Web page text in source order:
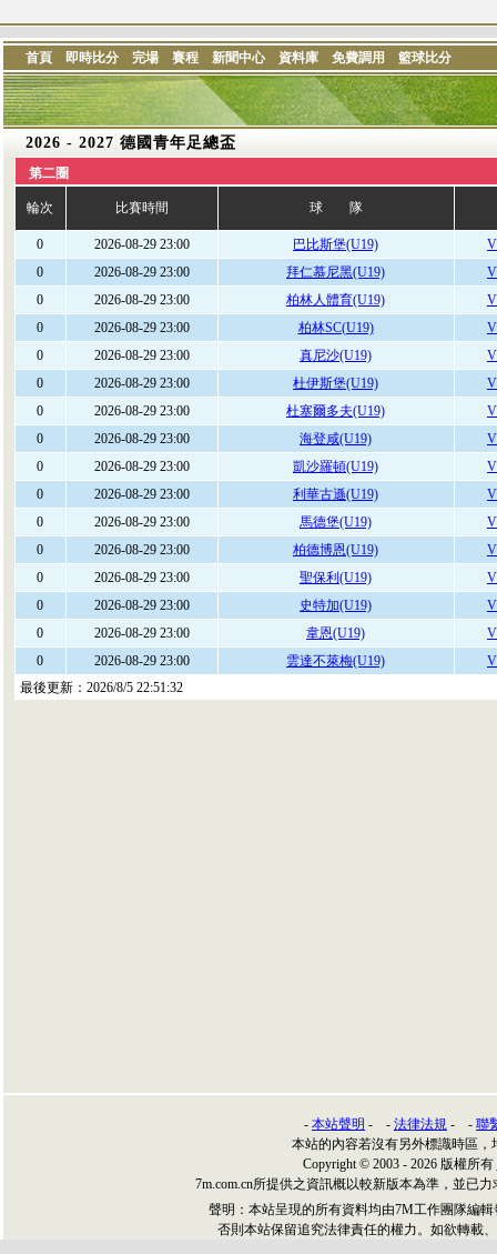
首頁 即時比分 完場 賽程 新聞中心 資料庫 免費調用 籃球比分
2026 - 2027 德國青年足總盃
第二圈
輪次 比賽時間 球 隊
0 2026-08-29 23:00 巴比斯堡(U19)
0
2026-08-29 23:00 拜仁慕尼黑(U19)
0
2026-08-29 23:00 柏林人體育(U19)
0
2026-08-29 23:00 柏林SC(U19)
0
2026-08-29 23:00 真尼沙(U19)
0
2026-08-29 23:00 杜伊斯堡(U19)
0
2026-08-29 23:00 杜塞爾多夫(U19)
0
2026-08-29 23:00 海登咸(U19)
0
2026-08-29 23:00 凱沙羅頓(U19)
0
2026-08-29 23:00 利華古遜(U19)
0
2026-08-29 23:00 馬德堡(U19)
0
2026-08-29 23:00 柏德博恩(U19)
0
2026-08-29 23:00 聖保利(U19)
0
2026-08-29 23:00 史特加(U19)
0
2026-08-29 23:00 韋恩(U19)
0
2026-08-29 23:00 雲達不萊梅(U19)
最後更新： 2026/8/5 22:51:32
- 本站聲明 - - 法律法規 - - 聯
本站的內容若沒有另外標識時區，
Copyright © 2003 - 2026 版權所有
7m.com.cn所提供之資訊概以較新版本為準，並已
聲明：本站呈現的所有資料均由7M工作團隊編
否則本站保留追究法律責任的權力。如欲轉載